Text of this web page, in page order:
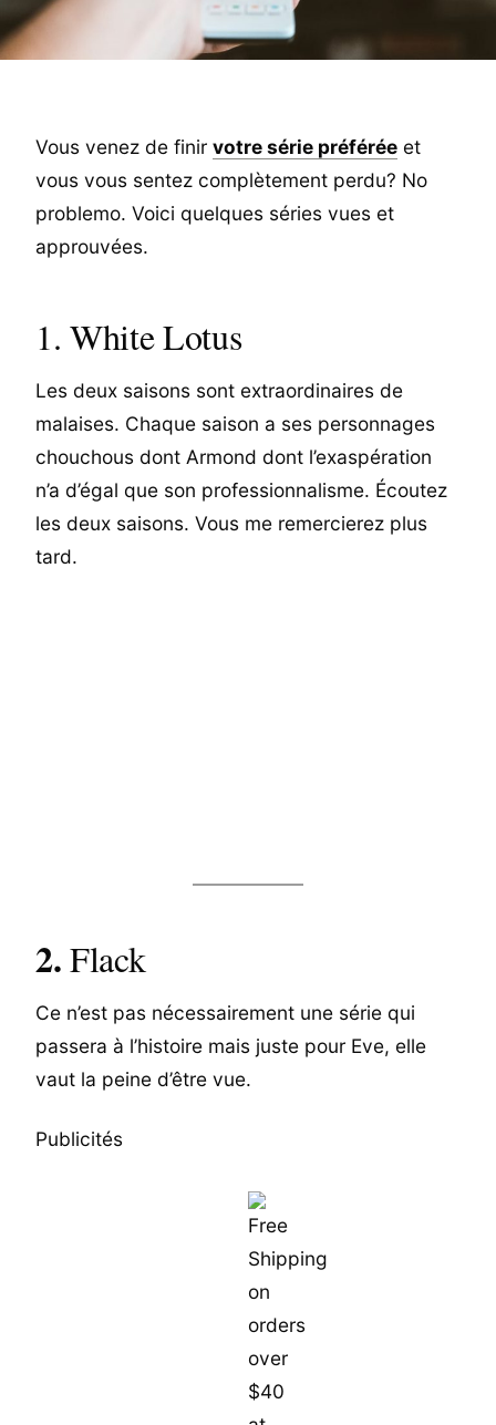
Vous venez de finir votre série préférée et
vous vous sentez complètement perdu? No
problemo. Voici quelques séries vues et
approuvées.
1. White Lotus
Les deux saisons sont extraordinaires de
malaises. Chaque saison a ses personnages
chouchous dont Armond dont l’exaspération
n’a d’égal que son professionnalisme. Écoutez
les deux saisons. Vous me remercierez plus
tard.
2.Flack
Ce n’est pas nécessairement une série qui
passera à l’histoire mais juste pour Eve, elle
vaut la peine d’être vue.
Publicités